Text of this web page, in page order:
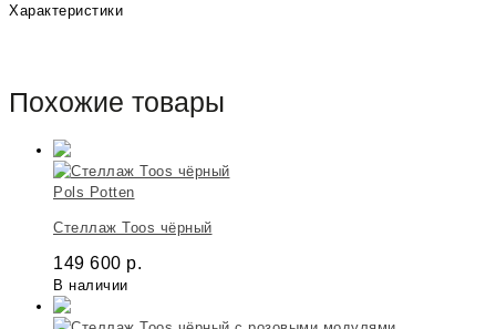
Характеристики
Похожие товары
Pols Potten
Стеллаж Toos чёрный
149 600 р.
В наличии